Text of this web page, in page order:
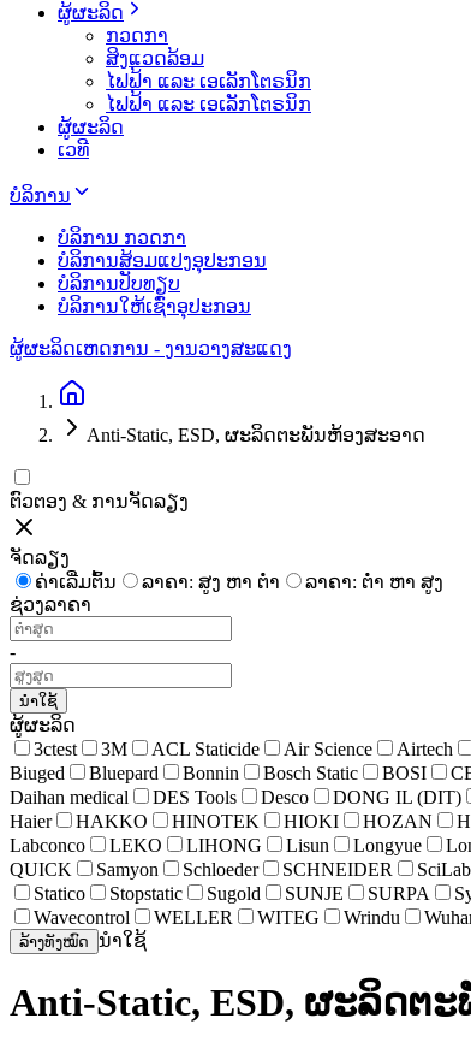
ຜູ້ຜະລິດ
ກວດກາ
ສິງແວດລ້ອມ
ໄຟຟ້າ ແລະ ເອເລັກໂຕຣນິກ
ໄຟຟ້າ ແລະ ເອເລັກໂຕຣນິກ
ຜູ້ຜະລິດ
ເວທີ
ບໍລິການ
ບໍລິການ ກວດກາ
ບໍລິການສ້ອມແປງອຸປະກອນ
ບໍລິການປັບທຽບ
ບໍລິການໃຫ້ເຊົ່າອຸປະກອນ
ຜູ້ຜະລິດເຫດການ - ງານວາງສະແດງ
Anti-Static, ESD, ຜະລິດຕະພັນຫ້ອງສະອາດ
ຕົວຕອງ & ການຈັດລຽງ
ຈັດລຽງ
ຄ່າເລີ່ມຕົ້ນ
ລາຄາ: ສູງ ຫາ ຕໍ່າ
ລາຄາ: ຕໍ່າ ຫາ ສູງ
ຊ່ວງລາຄາ
-
ນຳໃຊ້
ຜູ້ຜະລິດ
3ctest
3M ACL Staticide Air Science Airtech
Biuged
Bluepard Bonnin Bosch Static BOSI
Daihan medical
DES Tools Desco DONG IL (DIT)
Haier
HAKKO HINOTEK HIOKI HOZAN
Labconco
LEKO LIHONG Lisun Longyue
QUICK
Samyon Schloeder SCHNEIDER SciLab
Statico
Stopstatic Sugold SUNJE SURPA
Wavecontrol
WELLER WITEG Wrindu
ລ້າງທັງໝົດ ນຳໃຊ້
Anti-Static, ESD, ຜະລິດຕ